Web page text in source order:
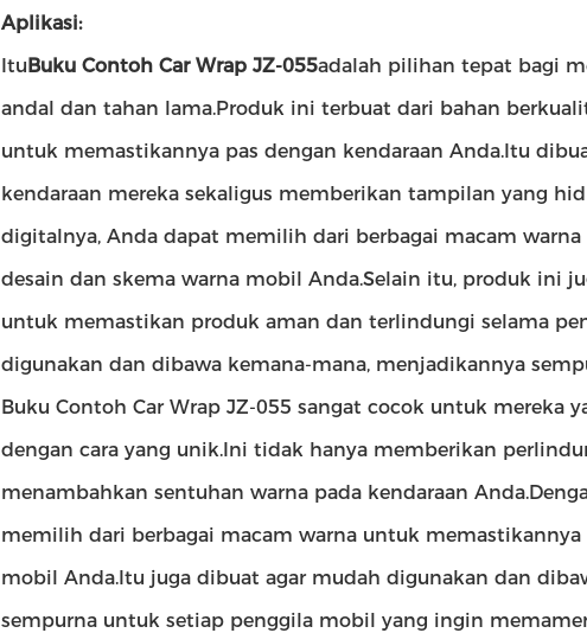
Aplikasi:
ItuBuku Contoh Car Wrap JZ-055adalah pilihan tepat bagi
andal dan tahan lama.Produk ini terbuat dari bahan
untuk memastikannya pas dengan kendaraan Anda.Itu
kendaraan mereka sekaligus memberikan tampilan yang
digitalnya, Anda dapat memilih dari berbagai macam
desain dan skema warna mobil Anda.Selain itu, produk ini
untuk memastikan produk aman dan terlindungi selama
digunakan dan dibawa kemana-mana, menjadikannya
Buku Contoh Car Wrap JZ-055 sangat cocok untuk mereka
dengan cara yang unik.Ini tidak hanya memberikan
menambahkan sentuhan warna pada kendaraan
memilih dari berbagai macam warna untuk memastikannya
mobil Anda.Itu juga dibuat agar mudah digunakan dan
sempurna untuk setiap penggila mobil yang ingin